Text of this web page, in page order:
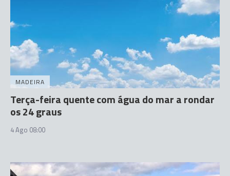
MADEIRA
Terça-feira quente com água do mar a rondar
os 24 graus
4 Ago 08:00